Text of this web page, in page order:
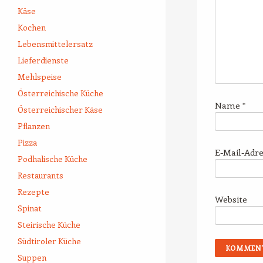
Name *
E-Mail-
Website
Käse
Kochen
Lebensmittelersatz
Lieferdienste
Mehlspeise
Österreichische Küche
Österreichischer Käse
Pflanzen
Pizza
Podhalische Küche
Restaurants
Rezepte
Spinat
Steirische Küche
Südtiroler Küche
Suppen